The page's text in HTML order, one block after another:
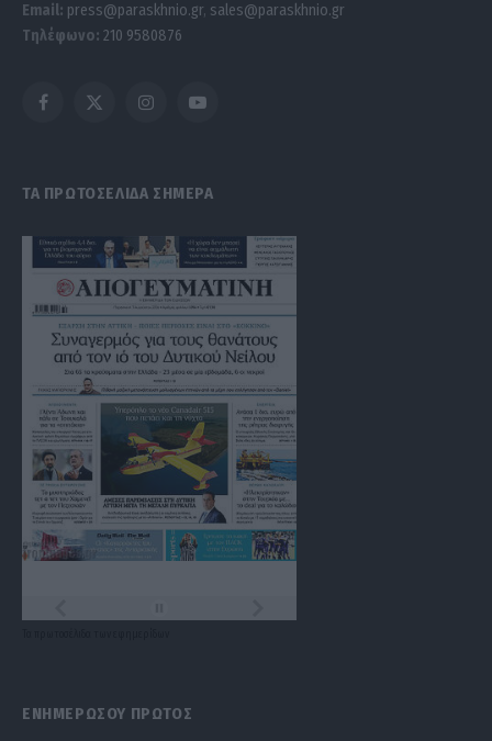
Email: press@paraskhnio.gr, sales@paraskhnio.gr
Τηλέφωνο: 210 9580876
Facebook
X
InstagramYouTube
ΤΑ ΠΡΩΤΟΣΕΛΙΔΑ ΣΗΜΕΡΑ
ΕΝΗΜΕΡΩΣΟΥ ΠΡΩΤΟΣ